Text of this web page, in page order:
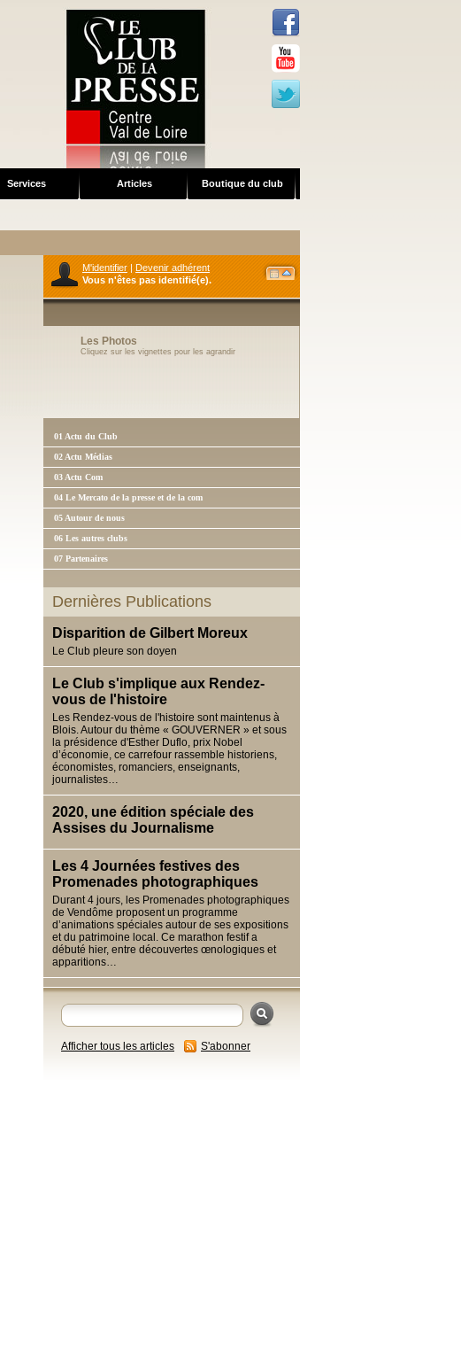
Services Articles Boutique du club
M'identifier | Devenir adhérent
Vous n'êtes pas identifié(e).
Mot de passe
Les Photos
Cliquez sur les vignettes pour les agrandir
01 Actu du Club
02 Actu Médias
03 Actu Com
04 Le Mercato de la presse et de la com
05 Autour de nous
06 Les autres clubs
07 Partenaires
Dernières Publications
Disparition de Gilbert Moreux
Le Club pleure son doyen
Le Club s'implique aux Rendez-
vous de l'histoire
Les Rendez-vous de l'histoire sont maintenus à
Blois. Autour du thème « GOUVERNER » et sous
la présidence d'Esther Duflo, prix Nobel
d’économie, ce carrefour rassemble historiens,
économistes, romanciers, enseignants,
journalistes…
2020, une édition spéciale des
Assises du Journalisme
Les 4 Journées festives des
Promenades photographiques
Durant 4 jours, les Promenades photographiques
de Vendôme proposent un programme
d’animations spéciales autour de ses expositions
et du patrimoine local. Ce marathon festif a
débuté hier, entre découvertes œnologiques et
apparitions…
Afficher tous les articles S'abonner